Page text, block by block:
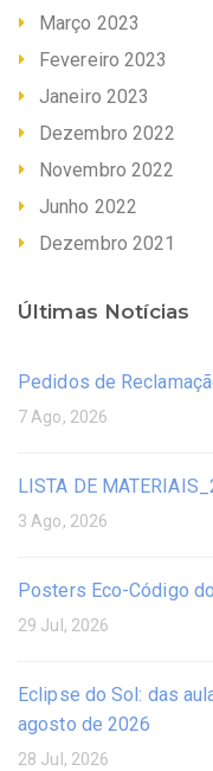
Março 2023
Fevereiro 2023
Janeiro 2023
Dezembro 2022
Novembro 2022
Junho 2022
Dezembro 2021
Últimas Notícias
Pedidos de
7 Ago, 2026
LISTA DE
3 Ago, 2026
Posters Eco-Código
29 Jul, 2026
Eclipse do Sol: das
agosto de 2026
28 Jul, 2026